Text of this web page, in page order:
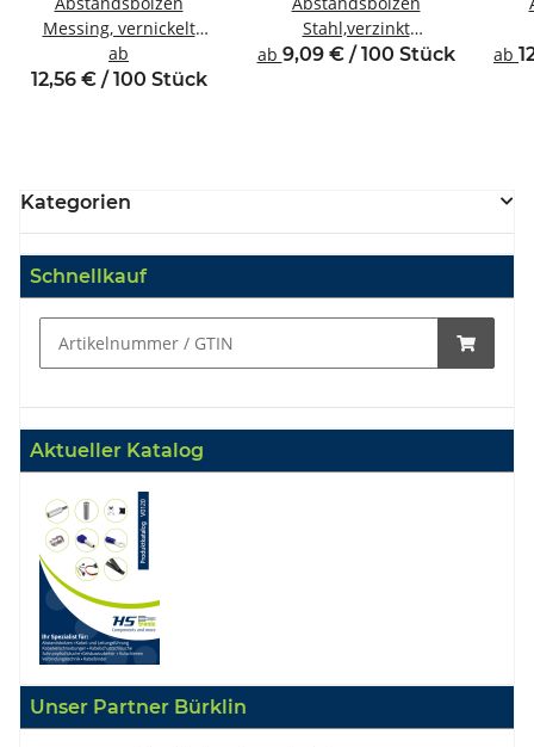
Messing, vernickelt
Innen/Innengewinde M4
SW7
ab
12,56 € / 100 Stück
Stahl,verzinkt
Innen/Innengewinde M4
ab 9,09 € / 100 Stück ab
Kategorien
Schnellkauf
Aktueller Katalog
Unser Partner Bürklin